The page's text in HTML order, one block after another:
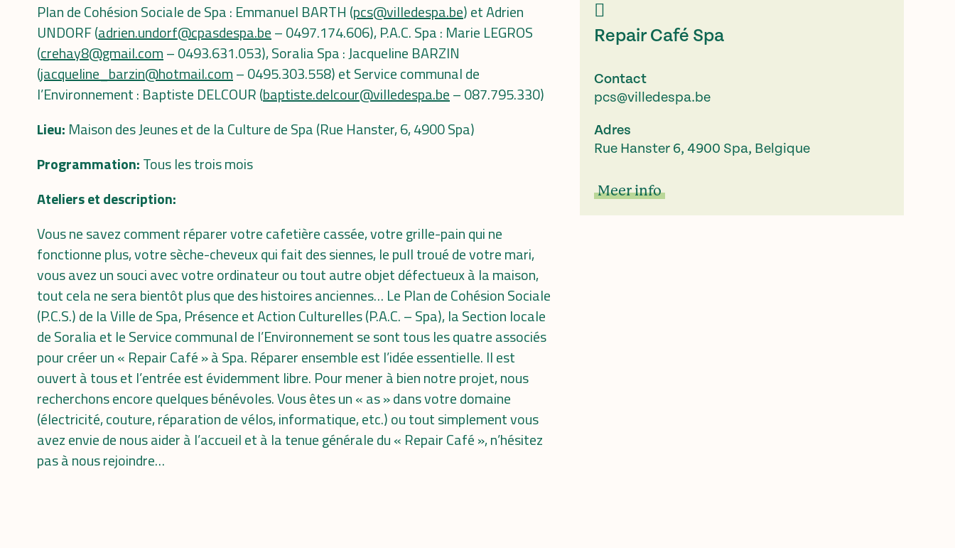
Plan de Cohésion Sociale de Spa : Emmanuel BARTH (pcs@villedespa.be) et Adrien
UNDORF (adrien.undorf@cpasdespa.be– 0497.174.606), P.A.C. Spa : Marie LEGROS
(crehay8@gmail.com– 0493.631.053), Soralia Spa : Jacqueline BARZIN
(jacqueline_barzin@hotmail.com– 0495.303.558) et Service communal de
l’Environnement : Baptiste DELCOUR (baptiste.delcour@villedespa.be– 087.795.330)
Lieu: Maison des Jeunes et de la Culture de Spa (Rue Hanster, 6, 4900 Spa)
Programmation:Tous les trois mois
Ateliers et description:
Vous ne savez comment réparer votre cafetière cassée, votre grille-pain qui ne
fonctionne plus, votre sèche-cheveux qui fait des siennes, le pull troué de votre mari,
vous avez un souci avec votre ordinateur ou tout autre objet défectueux à la maison,
tout cela ne sera bientôt plus que des histoires anciennes… Le Plan de Cohésion Sociale
(P.C.S.) de la Ville de Spa, Présence et Action Culturelles (P.A.C. – Spa), la Section locale
de Soralia et le Service communal de l’Environnement se sont tous les quatre associés
pour créer un « Repair Café » à Spa. Réparer ensemble est l’idée essentielle. Il est
ouvert à tous et l’entrée est évidemment libre. Pour mener à bien notre projet, nous
recherchons encore quelques bénévoles. Vous êtes un « as » dans votre domaine
(électricité, couture, réparation de vélos, informatique, etc.) ou tout simplement vous
avez envie de nous aider à l’accueil et à la tenue générale du « Repair Café », n’hésitez
pas à nous rejoindre…
Repair Café Spa
Contact
pcs@villedespa.be
Adres
Rue Hanster 6, 4900 Spa, Belgique
Meer info